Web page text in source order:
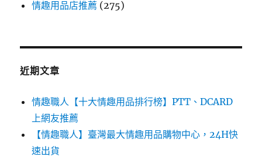
情趣用品店推薦 (275)
近期文章
情趣職人【十大情趣用品排行榜】PTT、DCARD
上網友推薦
【情趣職人】臺灣最大情趣用品購物中心，24H快
速出貨